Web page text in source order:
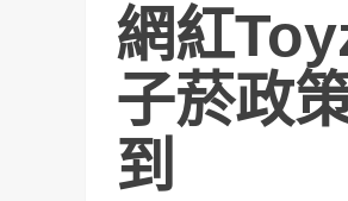
網紅
子菸政
到